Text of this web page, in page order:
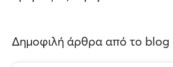
Δημοφιλή άρθρα από το blog